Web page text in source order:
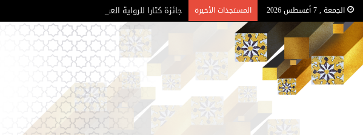
الجمعة , 7 أغسطس 2026 المستجدات الأخيرة جائزة كتارا للرواية العربية – الدورة 11